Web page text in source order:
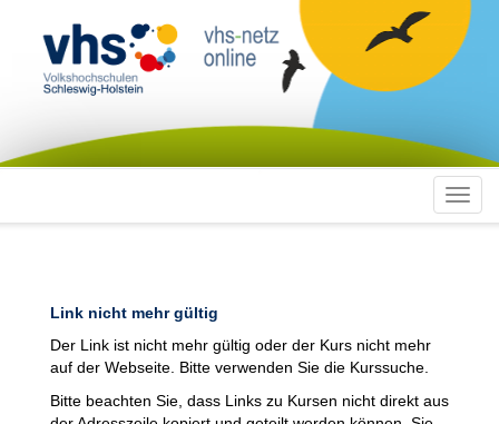
Link nicht mehr gültig
Der Link ist nicht mehr gültig oder der Kurs nicht mehr
auf der Webseite. Bitte verwenden Sie die Kurssuche.
Bitte beachten Sie, dass Links zu Kursen nicht direkt aus